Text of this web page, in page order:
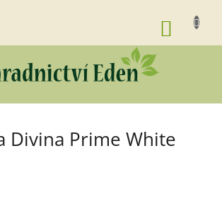
KOŠÍK
Divina Prime White